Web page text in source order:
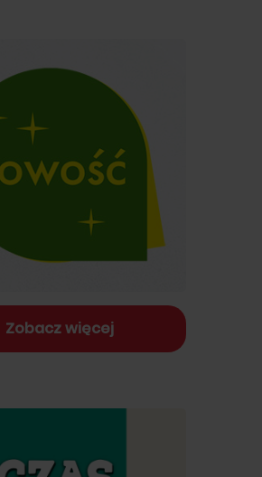
Zobacz więcej